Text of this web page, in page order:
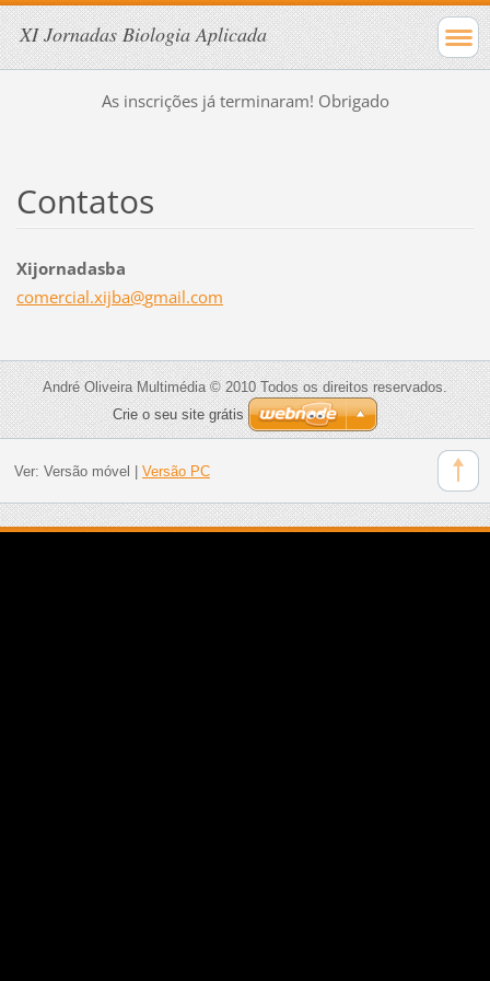
XI Jornadas Biologia Aplicada
As inscrições já terminaram! Obrigado
Contatos
Xijornadasba
comercial.xijba@gmail.com
André Oliveira Multimédia © 2010 Todos os direitos reservados.
Crie o seu site grátis
Ver: Versão móvel Versão PC